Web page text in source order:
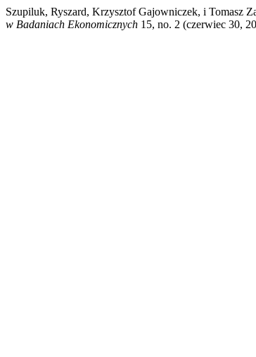
Szupiluk, Ryszard, Krzysztof Gajowniczek, i
w Badaniach Ekonomicznych 15, no. 2 (czerwiec 30,